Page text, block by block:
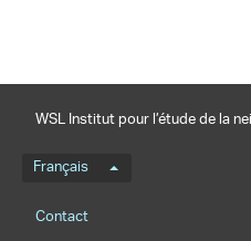
WSL Institut pour l’étude de la
Menu de langue
Français
Footernavigation
Contact